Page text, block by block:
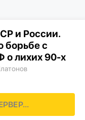
и России.
борьбе с
лихих 90-х